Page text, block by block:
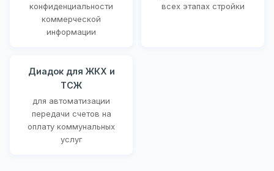
конфиденциальности
коммерческой
информации
всех этапах стройки
Диадок для ЖКХ и
ТСЖ
для автоматизации
передачи счетов на
оплату коммунальных
услуг